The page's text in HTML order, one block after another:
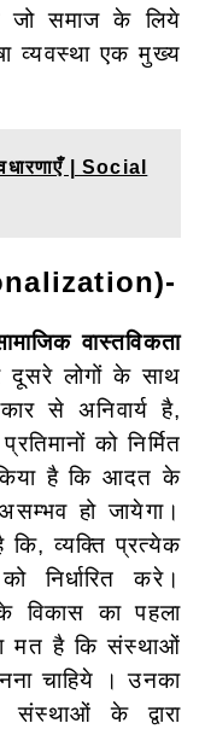
जो समाज के लिये
व्यवस्था एक मुख्य
| Social
वास्तविकता
दूसरे लोगों के साथ
से अनिवार्य है,
को निर्मित
है कि आदत के
हो जायेगा।
कि, व्यक्ति प्रत्येक
निर्धारित करे।
विकास का पहला
मत है कि संस्थाओं
चाहिये । उनका
संस्थाओं के द्वारा